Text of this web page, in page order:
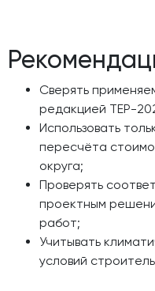
Сверять
редакцией ТЕР-
Использовать
пересчёта
округа;
Проверять
проектным
работ;
Учитывать
условий